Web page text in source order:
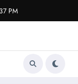
PM